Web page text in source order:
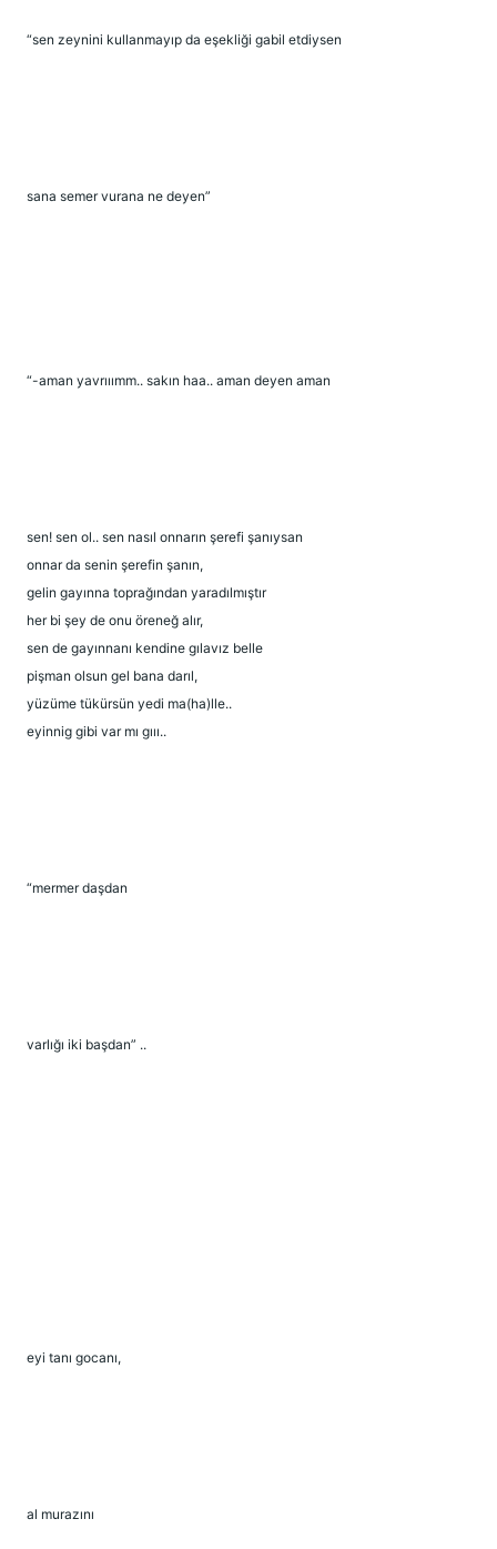
“sen zeynini kullanmayıp da eşekliği gabil etdiysen
sana semer vurana ne deyen”
“-aman yavrııımm.. sakın haa.. aman deyen aman
sen! sen ol.. sen nasıl onnarın şerefi şanıysan
onnar da senin şerefin şanın,
gelin gayınna toprağından yaradılmıştır
her bi şey de onu öreneğ alır,
sen de gayınnanı kendine gılavız belle
pişman olsun gel bana darıl,
yüzüme tükürsün yedi ma(ha)lle..
eyinnig gibi var mı gııı..
“mermer daşdan
varlığı iki başdan” ..
eyi tanı gocanı,
al murazını